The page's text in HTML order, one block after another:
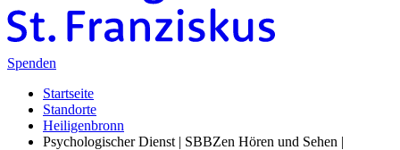
Spenden
Startseite
Standorte
Heiligenbronn
Psychologischer Dienst | SBBZen Hören und Sehen |